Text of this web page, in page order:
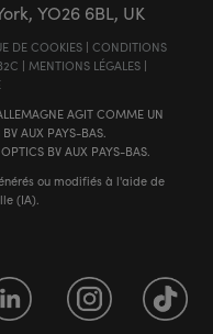
YO26 6BL, UK
DE COOKIES| CONDITIONS
| MENTIONS LÉGALES|
AGIT COMME UN
AUX PAYS-BAS.
BV AUX PAYS-BAS.
ou modifiés à l'aide de
(IA).